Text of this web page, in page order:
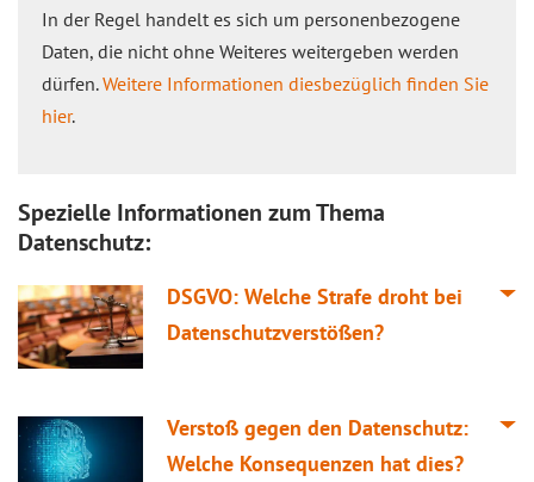
In der Regel handelt es sich um personenbezogene
Daten, die nicht ohne Weiteres weitergeben werden
dürfen.Weitere Informationen diesbezüglich finden Sie
hier.
Spezielle Informationen zum Thema
Datenschutz:
DSGVO: Welche Strafe droht bei
Datenschutzverstößen?
Verstoß gegen den Datenschutz:
Welche Konsequenzen hat dies?